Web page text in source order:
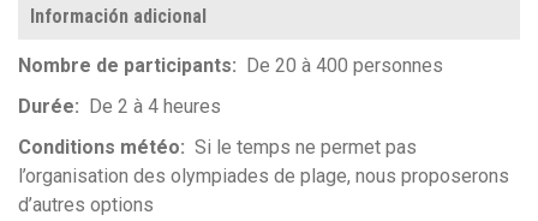
Información adicional
Nombre de participants
De 20 à 400 personnes
Durée
De 2 à 4 heures
Conditions météo
Si le temps ne permet pas
l’organisation des olympiades de plage, nous proposerons
d’autres options